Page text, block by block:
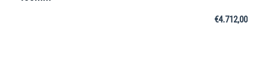
€4.712,00